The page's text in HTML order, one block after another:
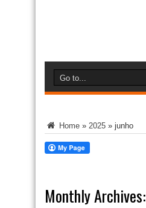
Home » 2025 » junho
Monthly Archives: